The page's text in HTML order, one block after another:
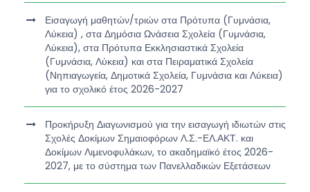
Εισαγωγή μαθητών/τριών στα Πρότυπα (Γυμνάσια,
Λύκεια) , στα Δημόσια Ωνάσεια Σχολεία (Γυμνάσια,
Λύκεια), στα Πρότυπα Εκκλησιαστικά Σχολεία
(Γυμνάσια, Λύκεια) και στα Πειραματικά Σχολεία
(Νηπιαγωγεία, Δημοτικά Σχολεία, Γυμνάσια και Λύκεια)
για το σχολικό έτος 2026-2027
Προκήρυξη Διαγωνισμού για την εισαγωγή ιδιωτών στις
Σχολές Δοκίμων Σημαιοφόρων Λ.Σ.-ΕΛ.ΑΚΤ. και
Δοκίμων Λιμενοφυλάκων, το ακαδημαϊκό έτος 2026-
2027, με το σύστημα των Πανελλαδικών Εξετάσεων